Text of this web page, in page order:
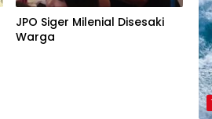
JPO Siger Milenial Disesaki
Warga